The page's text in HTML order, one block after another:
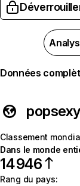
Données
Classement
Dans le monde
14 946
Rang du pays: